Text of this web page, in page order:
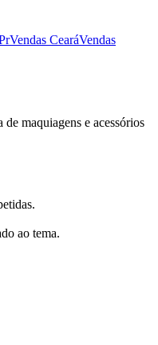
Vendas CearáVendas
maquiagens e acessórios
ao tema.